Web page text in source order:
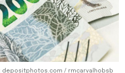
depositphotos.com / rmcarvalhobsb